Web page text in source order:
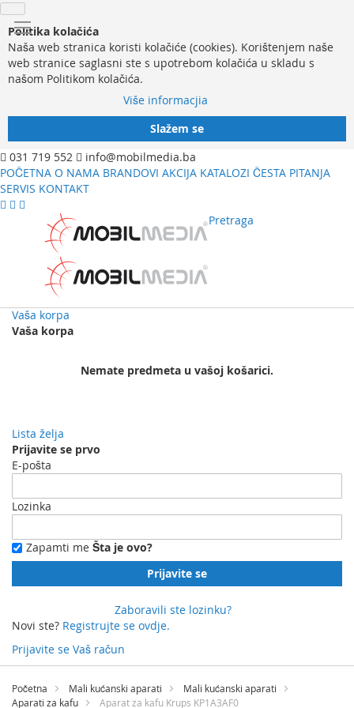
Politika kolačića
Naša web stranica koristi kolačiće (cookies). Korištenjem naše
web stranice saglasni ste s upotrebom kolačića u skladu s
našom Politikom kolačića.
Više informacjia
Slažem se
031 719 552
info@mobilmedia.ba
POČETNA O NAMA BRANDOVI AKCIJA KATALOZI ČESTA PITANJA
SERVIS KONTAKT
Pretraga
Vaša korpa
Vaša korpa
Nemate predmeta u vašoj košarici.
Lista želja
Prijavite se prvo
E-pošta
Lozinka
Zapamti me Šta je ovo?
Prijavite se
Zaboravili ste lozinku?
Novi ste? Registrujte se ovdje.
Prijavite se Vaš račun
Preskočite
sadržaj
Početna Mali kućanski aparati
Mali kućanski aparati
Aparati za kafu
Aparat za kafu Krups KP1A3AF0